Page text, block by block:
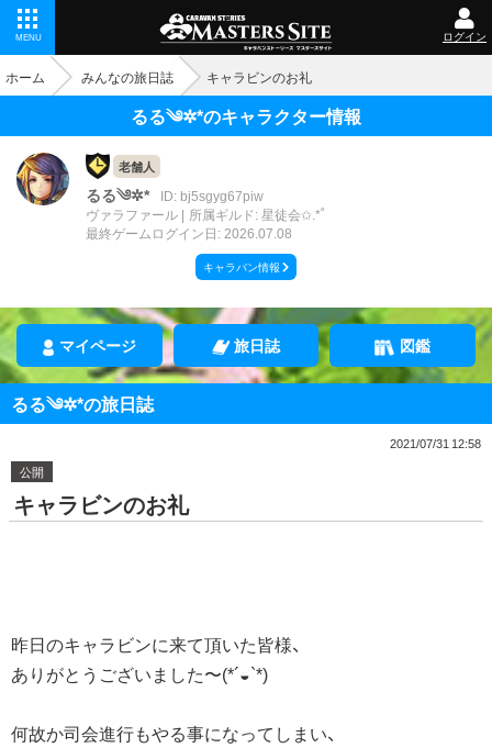
MENU ログイン
ホーム みんなの旅日誌 キャラビンのお礼
るる༄✲*のキャラクター情報
老舗人
るる༄✲* ID: bj5sgyg67piw
ヴァラファール
所属ギルド: 星徒会✩.*˚
最終ゲームログイン日: 2026.07.08
キャラバン情報
マイページ 旅日誌 図鑑
るる༄✲*の旅日誌
2021/07/31 12:58
公開
キャラビンのお礼
昨日のキャラビンに来て頂いた皆様、
ありがとうございました〜(*´◒`*)
何故か司会進行もやる事になってしまい、